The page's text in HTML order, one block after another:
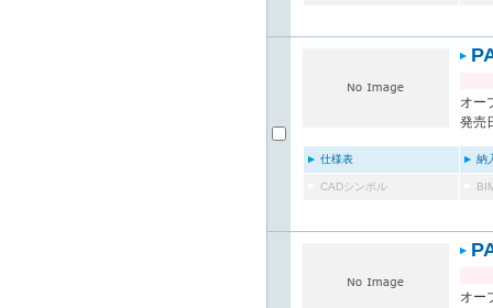
オー
発売
仕様表 納
CADシンボル
オー